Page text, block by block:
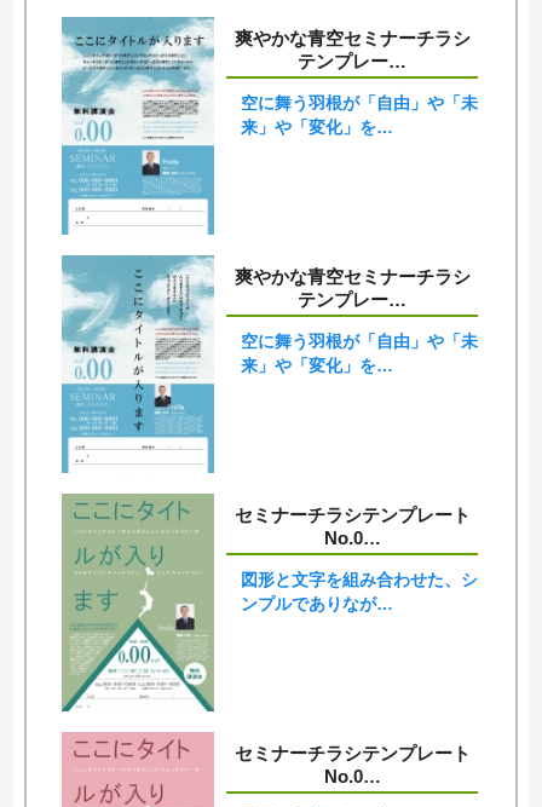
爽やかな青空セミナーチラシ
テンプレー…
空に舞う羽根が「自由」や「未
来」や「変化」を…
爽やかな青空セミナーチラシ
テンプレー…
空に舞う羽根が「自由」や「未
来」や「変化」を…
セミナーチラシテンプレート
No.0…
図形と文字を組み合わせた、シ
ンプルでありなが…
セミナーチラシテンプレート
No.0…